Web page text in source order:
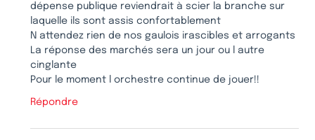
dépense publique reviendrait à scier la branche sur
laquelle ils sont assis confortablement
N attendez rien de nos gaulois irascibles et arrogants
La réponse des marchés sera un jour ou l autre
cinglante
Pour le moment l orchestre continue de jouer!!
Répondre